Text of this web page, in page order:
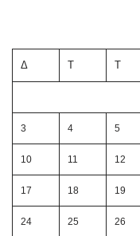
Δ Τ Τ
3 4 5
10 11 12
17 18 19
24 25 26